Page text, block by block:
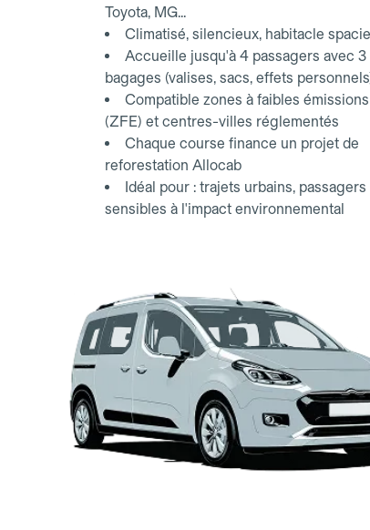
Toyota, MG...
Climatisé, silencieux, habitacle
Accueille jusqu'à 4 passagers avec 3
bagages (valises, sacs, effets
Compatible zones à faibles émissions
(ZFE) et centres-villes réglementés
Chaque course finance un projet de
reforestation Allocab
Idéal pour : trajets urbains, passagers
sensibles à l'impact environnemental